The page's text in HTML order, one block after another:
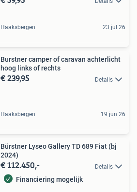
Haaksbergen 23 jul 26
Burstner camper of caravan achterlicht
hoog links of rechts
€ 239,95 Details
Haaksbergen 19 jun 26
Bürstner Lyseo Gallery TD 689 Fiat (bj
2024)
€ 112.450,- Details
Financiering mogelijk